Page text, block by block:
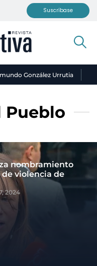
Suscríbase
González Urrutia
Pueblo
nombramiento
violencia de
2024